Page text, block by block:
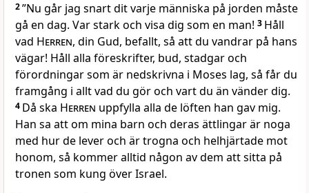
2”Nu går jag snart dit varje människa på jorden måste
gå en dag. Var stark och visa dig som en man! 3 Håll
vad Herren, din Gud, befallt, så att du vandrar på hans
vägar! Håll alla föreskrifter, bud, stadgar och
förordningar som är nedskrivna i Moses lag, så får du
framgång i allt vad du gör och vart du än vänder dig.
4 Då ska Herren uppfylla alla de löften han gav mig.
Han sa att om mina barn och deras ättlingar är noga
med hur de lever och är trogna och helhjärtade mot
honom, så kommer alltid någon av dem att sitta på
tronen som kung över Israel.